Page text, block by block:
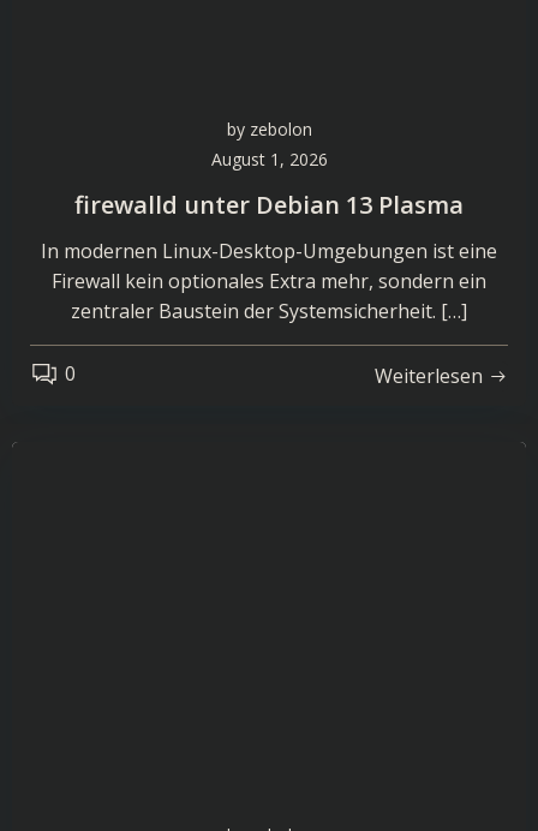
by zebolon
August 1, 2026
firewalld unter Debian 13 Plasma
In modernen Linux-Desktop-Umgebungen ist eine
Firewall kein optionales Extra mehr, sondern ein
zentraler Baustein der Systemsicherheit. […]
0 Weiterlesen